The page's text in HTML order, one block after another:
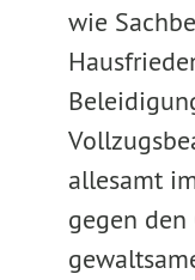
wie
allesamt
gegen den